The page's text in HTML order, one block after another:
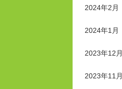
2024年2月
2024年1月
2023年12月
2023年11月